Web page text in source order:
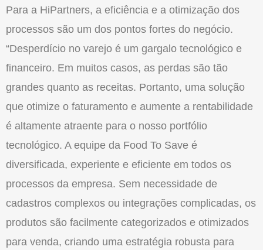
Para a HiPartners, a eficiência e a otimização dos
processos são um dos pontos fortes do negócio.
“Desperdício no varejo é um gargalo tecnológico e
financeiro. Em muitos casos, as perdas são tão
grandes quanto as receitas. Portanto, uma solução
que otimize o faturamento e aumente a rentabilidade
é altamente atraente para o nosso portfólio
tecnológico. A equipe da Food To Save é
diversificada, experiente e eficiente em todos os
processos da empresa. Sem necessidade de
cadastros complexos ou integrações complicadas, os
produtos são facilmente categorizados e otimizados
para venda, criando uma estratégia robusta para